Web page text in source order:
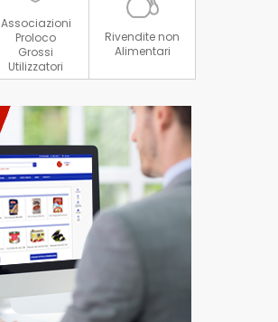
Associazioni
Proloco
Grossi
Utilizzatori
Rivendite non
Alimentari